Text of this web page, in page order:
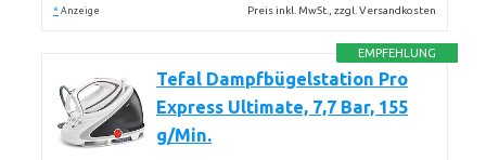
* Anzeige Preis inkl. MwSt., zzgl. Versandkosten
EMPFEHLUNG
Tefal Dampfbügelstation Pro
Express Ultimate, 7,7 Bar, 155
g/Min.